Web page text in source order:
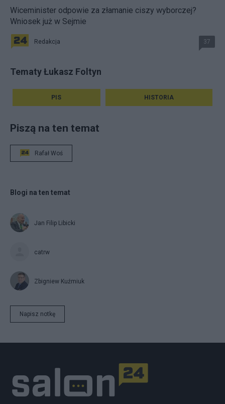
Wiceminister odpowie za złamanie ciszy wyborczej?
Wniosek już w Sejmie
Redakcja 37
Tematy Łukasz Foltyn
PIS HISTORIA
Piszą na ten temat
Rafał Woś
Blogi na ten temat
Jan Filip Libicki
catrw
Zbigniew Kuźmiuk
Napisz notkę